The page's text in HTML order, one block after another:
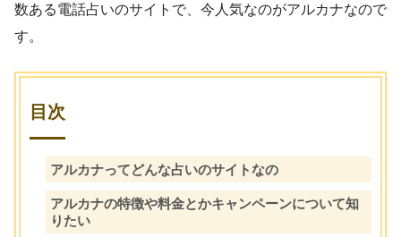
数ある電話占いのサイトで、今人気なのがアルカナなので
す。
目次
アルカナってどんな占いのサイトなの
アルカナの特徴や料金とかキャンペーンについて知
りたい